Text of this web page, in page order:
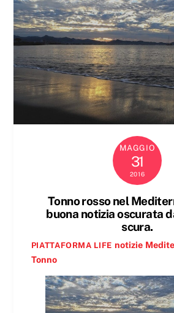
MAGGIO
31
2016
Tonno rosso nel
buona notizia oscurata
scura.
PIATTAFORMA LIFE notizie
Tonno